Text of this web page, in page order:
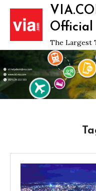
Skip
content
Official
The Largest